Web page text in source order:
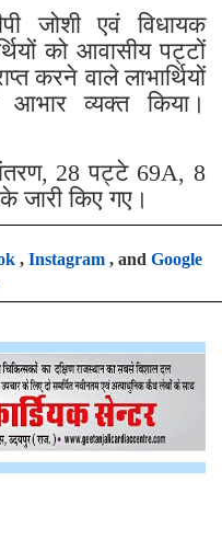
जोशी एवं विधायक
को आवासीय पट्टों
करने वाले लाभार्थियों
व्यक्त किया।
28 पट्टे 69A, 8
जारी किए गए।
, Instagram, and Google